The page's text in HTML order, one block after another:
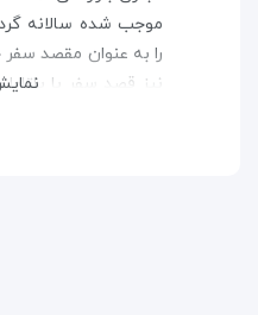
موجب شده سالانه
را به عنوان مقصد سفر
نیز قصد سفر با پاتایا